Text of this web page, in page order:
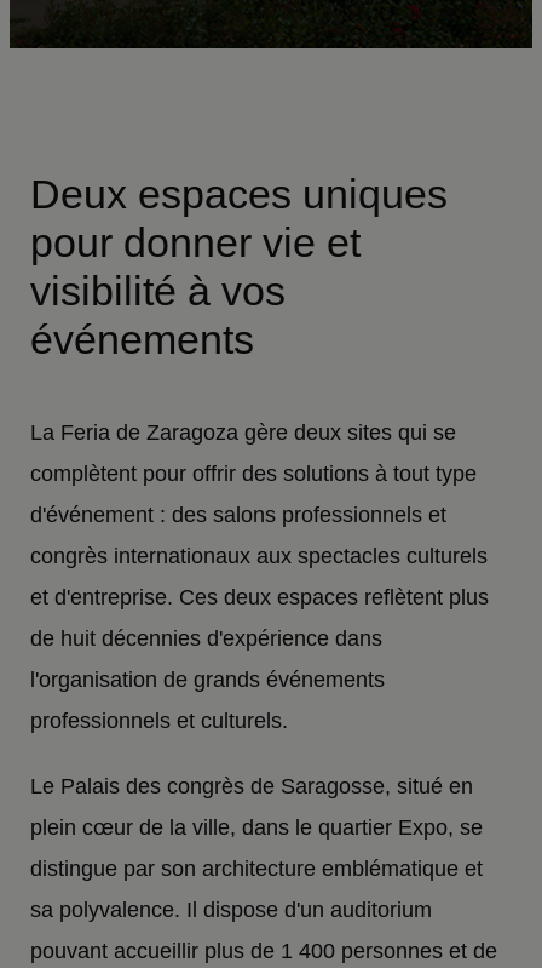
Deux espaces uniques
pour donner vie et
visibilité à vos
événements
La Feria de Zaragoza gère deux sites qui se
complètent pour offrir des solutions à tout type
d'événement : des salons professionnels et
congrès internationaux aux spectacles culturels
et d'entreprise. Ces deux espaces reflètent plus
de huit décennies d'expérience dans
l'organisation de grands événements
professionnels et culturels.
Le Palais des congrès de Saragosse, situé en
plein cœur de la ville, dans le quartier Expo, se
distingue par son architecture emblématique et
sa polyvalence. Il dispose d'un auditorium
pouvant accueillir plus de 1 400 personnes et de